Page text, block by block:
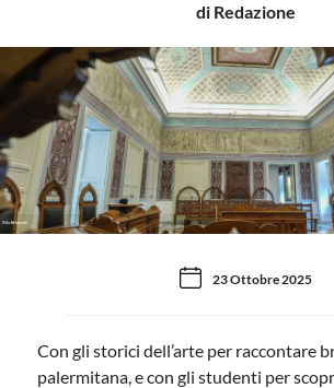
di Redazione
Villa Belmonte
23 Ottobre 2025
Con gli storici dell’arte per raccontare
palermitana, e con gli studenti per